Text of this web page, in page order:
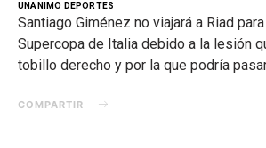
UNANIMO DEPORTES
Santiago Giménez no viajará a Riad
Supercopa de Italia debido a la lesión
tobillo derecho y por la que podría
COMPARTIR